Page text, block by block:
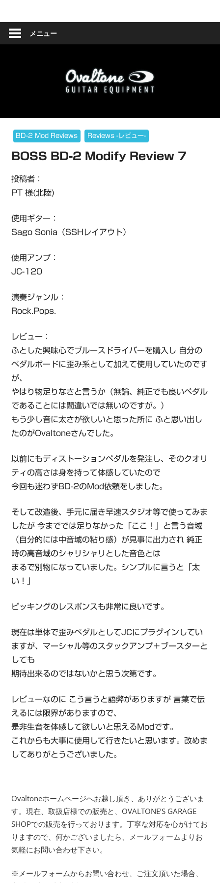
ン
Ovaltone
-
handmade
effect
メニュー
BD-2 Mod Reviews Reviews -レビュー-
BOSS BD-2 Modify Review 7
投稿者：
PT 様(北陸)
使用ギター：
Sago Sonia（SSHレイアウト）
使用アンプ：
JC-120
演奏ジャンル：
Rock.Pops.
レビュー：
ふとした興味心でブルースドライバーを購入し 自分の
ペダルボードに歪み系として加えて使用していたのです
が、
やはり物足りなさと言うか（無論、純正でも良いペダル
であることには間違いでは無いのですが。）
もう少し音に太さが欲しいと思った所に ふと思い出し
たのがOvaltoneさんでした。
以前にもディストーションペダルを発注し、そのクオリ
ティの高さは身を持って体感していたので
今回も迷わずBD-2のMod依頼をしました。
そして改造後、手元に届き早速スタジオ等で使ってみま
したが 今まででは足りなかった「ここ！」と言う音域
（自分的には中音域の粘り感）が見事に出力され 純正
時の高音域のシャリシャリとした音色とは
まるで別物になっていました。シンプルに言うと「太
い！」
ピッキングのレスポンスも非常に良いです。
現在は単体で歪みペダルとしてJCにプラグインしてい
ますが、マーシャル等のスタックアンプ＋ブースターと
しても
期待出来るのではないかと思う次第です。
レビューなのに こう言うと語弊がありますが 言葉で伝
えるには限界がありますので、
是非生音を体感して欲しいと思えるModです。
これからも大事に使用して行きたいと思います。改めま
してありがとうございました。
Ovaltoneホームページへお越し頂き、ありがとうございま
す。現在、取扱店様での販売と、OVALTONE’S GARAGE
SHOPでの販売を行っております。丁寧な対応を心がけてお
りますので、何かございましたら、メールフォームよりお
気軽にお問い合わせ下さい。
※メールフォームからお問い合わせ、ご注文頂いた場合、